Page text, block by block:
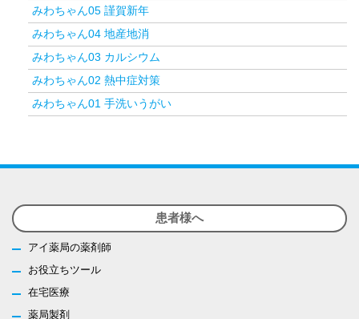
みわちゃん05 謹賀新年
みわちゃん04 地産地消
みわちゃん03 カルシウム
みわちゃん02 熱中症対策
みわちゃん01 手洗いうがい
患者様へ
アイ薬局の薬剤師
お役立ちツール
在宅医療
薬局製剤